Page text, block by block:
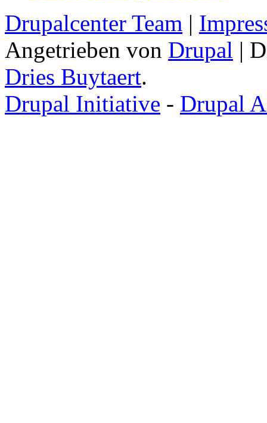
Drupalcenter Team |
Angetrieben von Drupal |
Dries Buytaert.
Drupal Initiative - Drupal